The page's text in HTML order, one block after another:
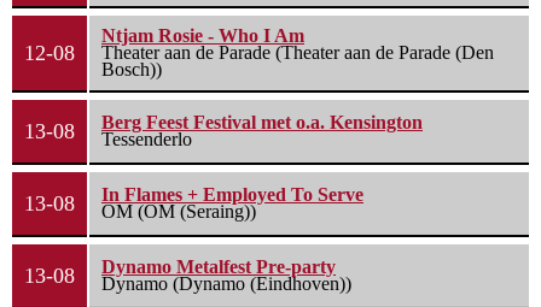
12-08
Ntjam Rosie - Who I Am
Theater aan de Parade (Theater aan de Parade (Den
Bosch))
13-08
Berg Feest Festival met o.a. Kensington
Tessenderlo
13-08
In Flames + Employed To Serve
OM (OM (Seraing))
13-08
Dynamo Metalfest Pre-party
Dynamo (Dynamo (Eindhoven))